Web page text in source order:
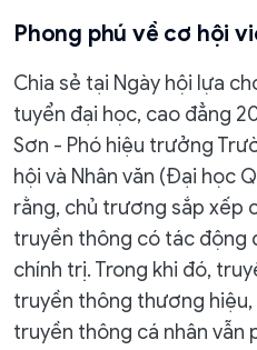
Phong phú về cơ hội
Chia sẻ tại Ngày hội lựa
tuyển đại học, cao đẳng
Sơn - Phó hiệu trưởng
hội và Nhân văn (Đại học
rằng, chủ trương sắp xếp
truyền thông có tác động
chính trị. Trong khi đó,
truyền thông thương
truyền thông cá nhân vẫn